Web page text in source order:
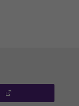
(AVAUTUU